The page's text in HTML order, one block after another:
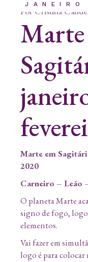
Por Cristina
Marte em
2020
Carneiro – Leão
O planeta Marte
signo de fogo,
elementos.
Vai fazer em
logo é para colocar